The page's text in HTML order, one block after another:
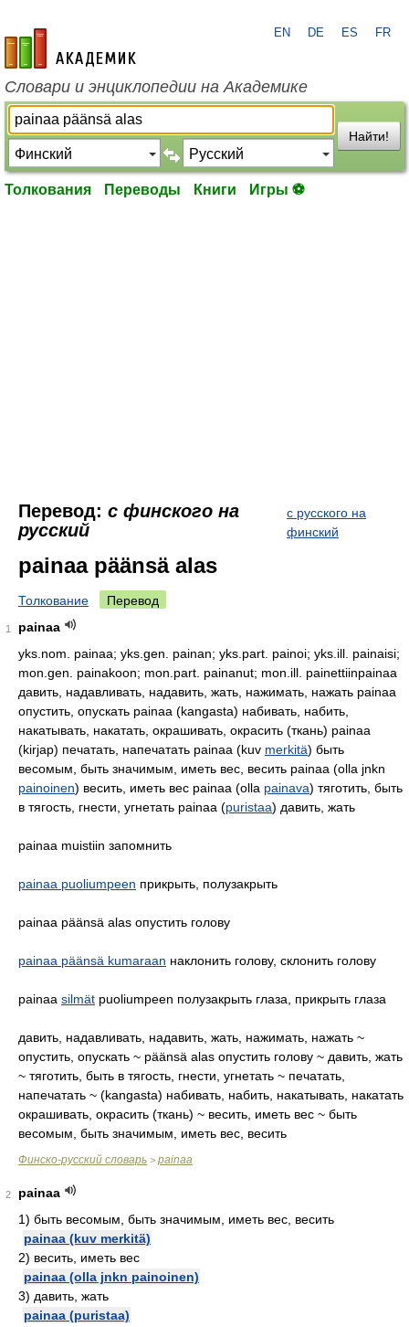
academic.ru
EN DE ES FR
Словари и энциклопедии на Академике
Найти!
Толкования Переводы Книги Игры ⚽
Перевод: с финского на
русский
с русского на
финский
painaa päänsä alas
Толкование Перевод
1
painaa
yks.nom. painaa; yks.gen. painan; yks.part. painoi; yks.ill. painaisi;
mon.gen. painakoon; mon.part. painanut; mon.ill. painettiinpainaa
давить, надавливать, надавить, жать, нажимать, нажать painaa
опустить, опускать painaa (kangasta) набивать, набить,
накатывать, накатать, окрашивать, окрасить (ткань) painaa
(kirjap) печатать, напечатать painaa (kuv merkitä) быть
весомым, быть значимым, иметь вес, весить painaa (olla jnkn
painoinen) весить, иметь вес painaa (olla painava) тяготить, быть
в тягость, гнести, угнетать painaa (puristaa) давить, жать
painaa muistiin запомнить
painaa puoliumpeen прикрыть, полузакрыть
painaa päänsä alas опустить голову
painaa päänsä kumaraan наклонить голову, склонить голову
painaa silmät puoliumpeen полузакрыть глаза, прикрыть глаза
давить, надавливать, надавить, жать, нажимать, нажать ~
опустить, опускать ~ päänsä alas опустить голову ~ давить, жать
~ тяготить, быть в тягость, гнести, угнетать ~ печатать,
напечатать ~ (kangasta) набивать, набить, накатывать, накатать
окрашивать, окрасить (ткань) ~ весить, иметь вес ~ быть
весомым, быть значимым, иметь вес, весить
Финско-русский словарь > painaa
2
painaa
1) быть весомым, быть значимым, иметь вес, весить
painaa (kuv merkitä)
2) весить, иметь вес
painaa (olla jnkn painoinen)
3) давить, жать
painaa (puristaa)